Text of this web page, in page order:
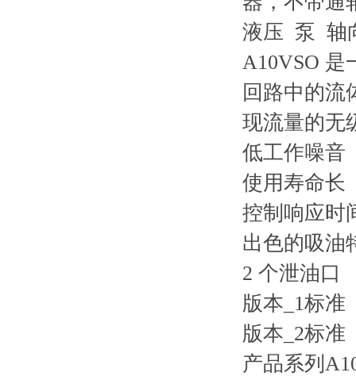
液压 泵 轴
A10VSO 是
回路中的流
现流量的无
低工作噪音
使用寿命长
控制响应时
出色的吸油
2 个泄油口
版本_1标准
版本_2标准
产品系列